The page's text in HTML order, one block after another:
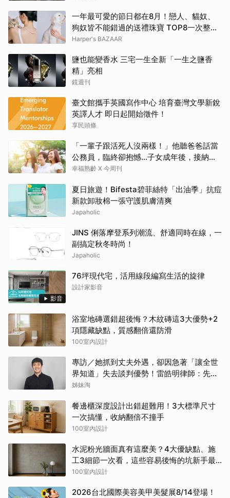
一年最可愛的節日都在8月！戀人、貓奴、
狗奴皆不能錯過的送禮珠寶 TOP8一次整理
給你！ | BAZAAR
Harper's BAZAAR
鹽也能變香水 三宅一生全新「一生之鹽香
精」亮相
鏡週刊
臺文館攜手英國寫作中心 培育臺灣文學新銳
英譯人才 即日起開始徵件！
享民頭條
「一輩子跟活死人沒兩樣！」他聽爸爸話當
公務員，臨終卻抱憾…子女成年後，接納與
欣賞就夠了
幸福熟齡 X 今周刊
夏日旅遊！Bifesta碧菲絲特「出油季」抗痘
新款卸妝棉一張守護肌膚清爽
Japaholic
JINS 俐落摩登系列潮流、舒適同時在線，一
副搞定秋冬時尚！
Japaholic
影音
76坪現代宅，活用線段編寫生活的旋律
設計家影音
浴室地磚選錯超後悔？木紋磚這3大優勢+2
項隱藏缺點，質感翻倍還防滑
100室內設計
專訪／她抓到丈夫外遇，卻因急著「讓全世
界知道」失去談判優勢！雷皓明律師：先守
住證據，才有選擇
姊妹淘
餐邊櫃深度設計出錯超難用！3大標準尺寸
一次搞懂，收納翻倍不撞手
100室內設計
水泥粉光牆面真有這麼美？4大優缺點、施
工3細節一次看，這些容易後悔的坑新手最
常踩
100室內設計
2026台北國際美容美甲美髮展8/14登場！